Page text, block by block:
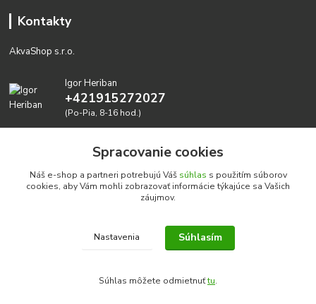
Kontakty
AkvaShop s.r.o.
Igor Heriban
+421915272027
(Po-Pia, 8-16 hod.)
Realizujeme prírodné akvária: AkvaShop s.r.o. • IBAN:
SK3911000000002947087849
Spracovanie cookies
Náš e-shop a partneri potrebujú Váš súhlas s použitím súborov
cookies, aby Vám mohli zobrazovať informácie týkajúce sa Vašich
záujmov.
Nastavenia Súhlasím
Súhlas môžete odmietnuťtu.